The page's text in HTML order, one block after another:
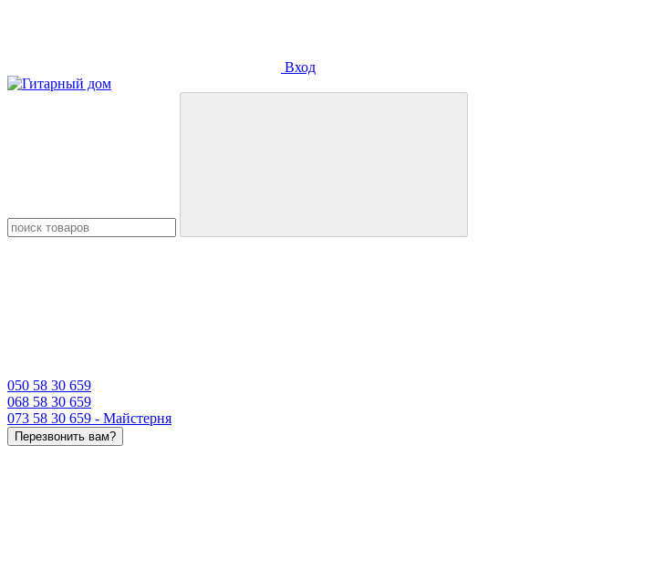
Вход
050 58 30 659
068 58 30 659
073 58 30 659 - Майстерня
Перезвонить вам?